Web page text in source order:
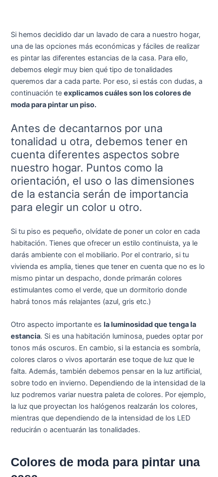
Si hemos decidido dar un lavado de cara a nuestro hogar,
una de las opciones más económicas y fáciles de realizar
es pintar las diferentes estancias de la casa. Para ello,
debemos elegir muy bien qué tipo de tonalidades
queremos dar a cada parte. Por eso, si estás con dudas, a
continuación teexplicamos cuáles son los colores de
moda para pintar un piso.
Antes de decantarnos por una
tonalidad u otra, debemos tener en
cuenta diferentes aspectos sobre
nuestro hogar. Puntos como la
orientación, el uso o las dimensiones
de la estancia serán de importancia
para elegir un color u otro.
Si tu piso es pequeño, olvídate de poner un color en cada
habitación. Tienes que ofrecer un estilo continuista, ya le
darás ambiente con el mobiliario. Por el contrario, si tu
vivienda es amplia, tienes que tener en cuenta que no es lo
mismo pintar un despacho, donde primarán colores
estimulantes como el verde, que un dormitorio donde
habrá tonos más relajantes (azul, gris etc.)
Otro aspecto importante esla luminosidad que tenga la
estancia. Si es una habitación luminosa, puedes optar por
tonos más oscuros. En cambio, si la estancia es sombría,
colores claros o vivos aportarán ese toque de luz que le
falta. Además, también debemos pensar en la luz artificial,
sobre todo en invierno. Dependiendo de la intensidad de la
luz podremos variar nuestra paleta de colores. Por ejemplo,
la luz que proyectan los halógenos realzarán los colores,
mientras que dependiendo de la intensidad de los LED
reducirán o acentuarán las tonalidades.
Colores de moda para pintar una